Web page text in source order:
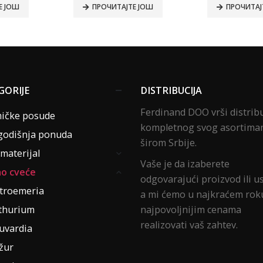
ЈОШ ПРОЧИТАЈТЕ ЈОШ
posude
ponuda
cveće
DISTRIBUCIJA
Ferdinand DOO vrši
kompletnog svog
širom Srbije.
Vaše je da izaberete
odgovarajući proizvod ili
a mi ćemo u najkraćem
najpovoljnijim cenama
realizovati vaš zahtev.